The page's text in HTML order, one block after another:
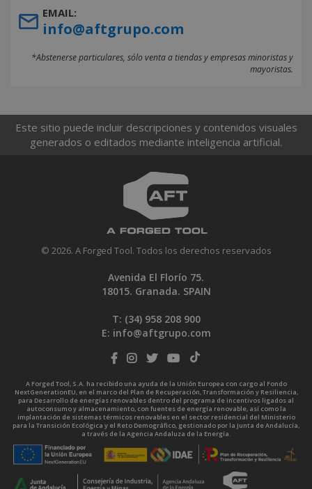
EMAIL:
info@aftgrupo.com
*Abstenerse particulares, sólo venta a tiendas y empresas minoristas y
mayoristas.
Este sitio puede incluir descripciones y contenidos visuales
generados o editados mediante inteligencia artificial.
© 2026. A Forged Tool. Todos los derechos reservados
Avenida El Florío 75.
18015. Granada. SPAIN
T: (34) 958 208 900
E: info@aftgrupo.com
A Forged Tool, S.A. ha recibido una ayuda de la Unión Europea con cargo al Fondo
NextGenerationEU, en el marco del Plan de Recuperación, Transformación y Resiliencia,
para Desarrollo de energías renovables dentro del programa de incentivos ligados al
autoconsumo y almacenamiento, con fuentes de energía renovable, así como la
implantación de sistemas térmicos renovables en el sector residencial del Ministerio
para la Transición Ecológica y el Reto Demográfico, gestionado por la Junta de Andalucía,
a través de la Agencia Andaluza de la Energía.